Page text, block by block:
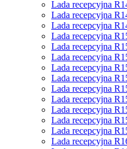
Lada recepcyjna
Lada recepcyjna
Lada recepcyjna
Lada recepcyjna
Lada recepcyjna
Lada recepcyjna
Lada recepcyjna
Lada recepcyjna
Lada recepcyjna
Lada recepcyjna
Lada recepcyjna
Lada recepcyjna
Lada recepcyjna
Lada recepcyjna